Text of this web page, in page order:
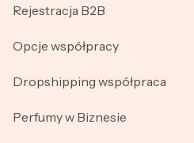
Rejestracja B2B
Opcje współpracy
Dropshipping współpraca
Perfumy w Biznesie